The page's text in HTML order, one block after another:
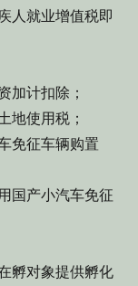
就业增值税即
计扣除；
使用税；
免征车辆购置
产小汽车免征
孵对象提供孵化